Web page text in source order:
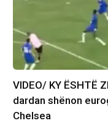
VIDEO/ KY ËSHTË
dardan shënon
Chelsea